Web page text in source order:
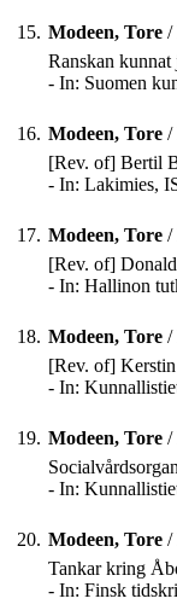
15. Modeen, Tore /
Ranskan
- In: Suomen
16. Modeen, Tore /
[Rev. of] Bertil
- In: Lakimies,
17. Modeen, Tore /
[Rev. of]
- In: Hallinon
18. Modeen, Tore /
[Rev. of]
- In:
19. Modeen, Tore /
- In:
20. Modeen, Tore /
Tankar kring
- In: Finsk